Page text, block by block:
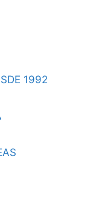
1992